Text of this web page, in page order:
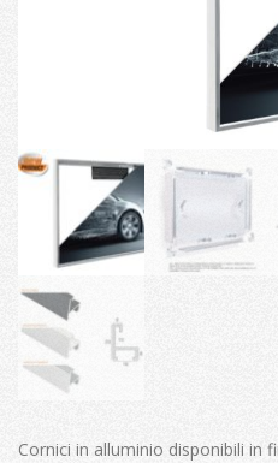
Cornici in alluminio disponibili in